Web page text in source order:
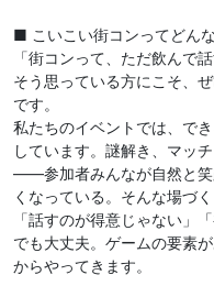
■ こいこい街コンってどん
「街コンって、ただ飲んで
そう思っている方にこそ、
です。
私たちのイベントでは、で
しています。謎解き、マッ
——参加者みんなが自然と笑
くなっている。そんな場づ
「話すのが得意じゃない」
でも大丈夫。ゲームの要素
からやってきます。